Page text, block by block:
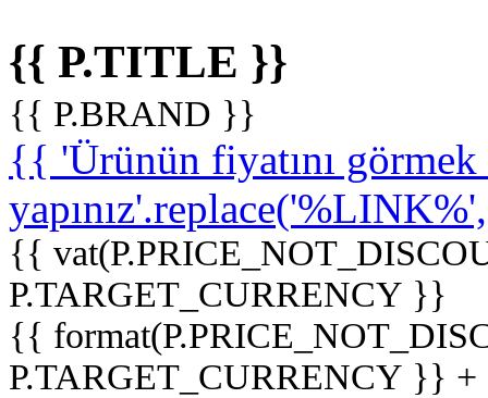
{{ P.TITLE }}
{{ P.BRAND }}
{{ 'Ürünün fiyatını
{{
P.TARGET_CURRENCY }}
{{
P.TARGET_CURRENCY }}